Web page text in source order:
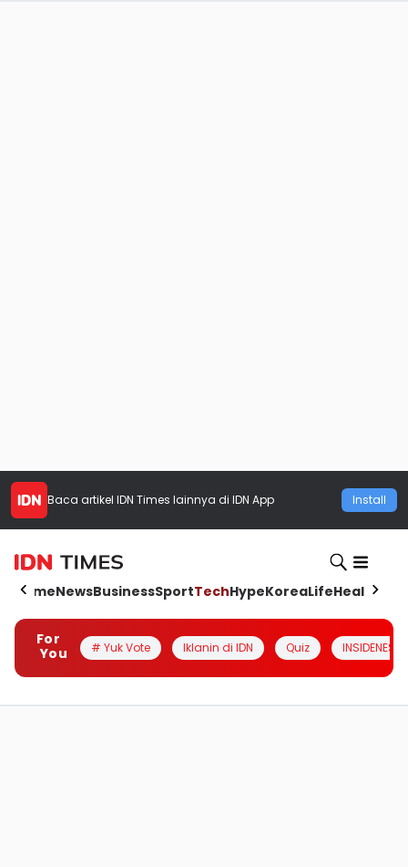
Baca artikel IDN Times lainnya di IDN App Install
HomeNewsBusinessSportTechHypeKoreaLifeHealth
For
You
# Yuk Vote Iklanin di IDN Quiz INSIDENESIA